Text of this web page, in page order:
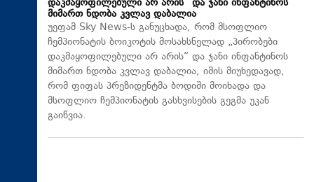
დაკმაყოფილებული არ არის“ და ჯანი ინფანტინოს
მიმართ ნდობა კვლავ დაბალია
უეფამ Sky News-ს განუცხადა, რომ მსოფლიო
ჩემპიონატის ბოიკოტის მოსახსნელად „პირობები
დაკმაყოფილებული არ არის“ და ჯანი ინფანტინოს
მიმართ ნდობა კვლავ დაბალია, იმის მიუხედავად,
რომ ფიფას პრეზიდენტმა ბოდიში მოიხადა და
მსოფლიო ჩემპიონატის გასხვისების გეგმა უკან
გაიწვია.